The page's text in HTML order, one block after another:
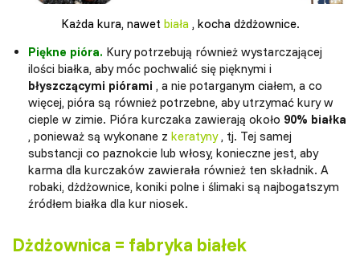
Każda kura, nawet biała , kocha dżdżownice.
Piękne pióra. Kury potrzebują również wystarczającej
ilości białka, aby móc pochwalić się pięknymi i
błyszczącymi piórami , a nie potarganym ciałem, a co
więcej, pióra są również potrzebne, aby utrzymać kury w
cieple w zimie. Pióra kurczaka zawierają około 90% białka
, ponieważ są wykonane z keratyny, tj. Tej samej
substancji co paznokcie lub włosy, konieczne jest, aby
karma dla kurczaków zawierała również ten składnik. A
robaki, dżdżownice, koniki polne i ślimaki są najbogatszym
źródłem białka dla kur niosek.
Dżdżownica = fabryka białek